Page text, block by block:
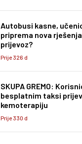
Autobusi kasne,
priprema nova
prijevoz?
Prije 326 d
SKUPA GREMO:
besplatnim taksi
kemoterapiju
Prije 330 d